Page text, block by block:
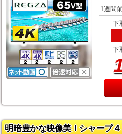
1週間
下
下
明暗豊かな映像美！シャープ